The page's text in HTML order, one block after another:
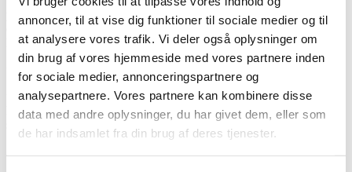
annoncer, til at vise dig funktioner til sociale medier og til
at analysere vores trafik. Vi deler også oplysninger om
din brug af vores hjemmeside med vores partnere inden
for sociale medier, annonceringspartnere og
analysepartnere. Vores partnere kan kombinere disse
data med andre oplysninger, du har givet dem, eller som
de har indsamlet fra din brug af deres tjenester.
produktionsudstyr. Og sådan er det stadig den dag i dag. For Tronex
er det nemlig vigtigt hele tiden at have økonomisk overskud til at
kunne investere og tilpasse sig kunderne på bedst mulige måde.
”Vi skal kunne hjælpe med alt”, siger Stig Nielsen.
”Det har været hårdt arbejde. Ingen har fået noget forærende. Vi har
kun haft vores egne timer til at udvikle Tronex, så når andre tog på
skiferie, så arbejdede vi”, fortæller han.